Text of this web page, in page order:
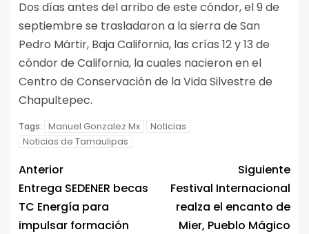
Dos días antes del arribo de este cóndor, el 9 de
septiembre se trasladaron a la sierra de San
Pedro Mártir, Baja California, las crías 12 y 13 de
cóndor de California, la cuales nacieron en el
Centro de Conservación de la Vida Silvestre de
Chapultepec.
Tags: Manuel Gonzalez Mx
Noticias
Noticias de Tamaulipas
Anterior
Entrega SEDENER becas
TC Energía para
impulsar formación
Siguiente
Festival Internacional
realza el encanto de
Mier, Pueblo Mágico